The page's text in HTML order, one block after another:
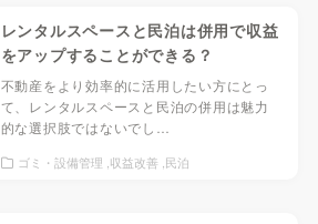
閉じる
レンタルスペースと民泊は併用で収益
をアップすることができる？
不動産をより効率的に活用したい方にとっ
て、レンタルスペースと民泊の併用は魅力
的な選択肢ではないでし…
ゴミ・設備管理 収益改善 民泊